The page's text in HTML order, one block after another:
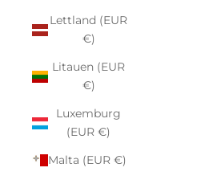
Lettland (EUR
€)
Litauen (EUR
€)
Luxemburg
(EUR €)
Malta (EUR €)